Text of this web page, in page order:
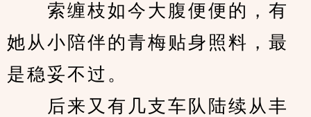
索缠枝如今大腹便便的，有
她从小陪伴的青梅贴身照料，最
是稳妥不过。
后来又有几支车队陆续从丰